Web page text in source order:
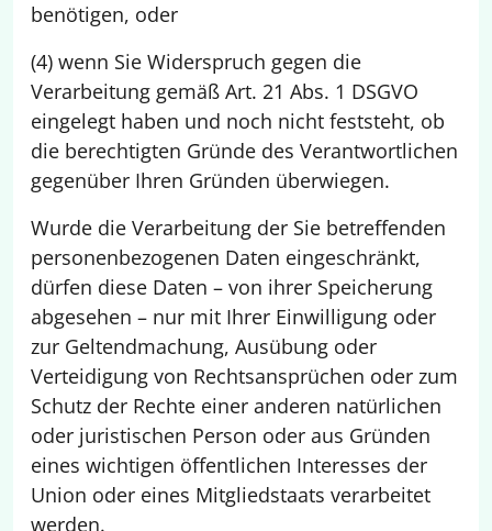
benötigen, oder
(4) wenn Sie Widerspruch gegen die
Verarbeitung gemäß Art. 21 Abs. 1 DSGVO
eingelegt haben und noch nicht feststeht, ob
die berechtigten Gründe des Verantwortlichen
gegenüber Ihren Gründen überwiegen.
Wurde die Verarbeitung der Sie betreffenden
personenbezogenen Daten eingeschränkt,
dürfen diese Daten – von ihrer Speicherung
abgesehen – nur mit Ihrer Einwilligung oder
zur Geltendmachung, Ausübung oder
Verteidigung von Rechtsansprüchen oder zum
Schutz der Rechte einer anderen natürlichen
oder juristischen Person oder aus Gründen
eines wichtigen öffentlichen Interesses der
Union oder eines Mitgliedstaats verarbeitet
werden.